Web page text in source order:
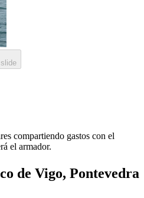
compartiendo gastos con el
el armador.
de Vigo, Pontevedra